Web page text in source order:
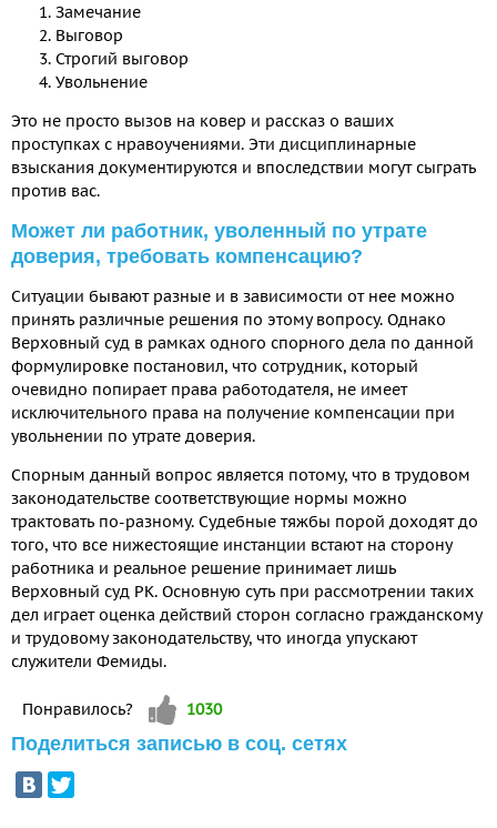
Замечание
Выговор
Строгий выговор
Увольнение
Это не просто вызов на ковер и рассказ о ваших
проступках с нравоучениями. Эти дисциплинарные
взыскания документируются и впоследствии могут сыграть
против вас.
Может ли работник, уволенный по утрате
доверия, требовать компенсацию?
Ситуации бывают разные и в зависимости от нее можно
принять различные решения по этому вопросу. Однако
Верховный суд в рамках одного спорного дела по данной
формулировке постановил, что сотрудник, который
очевидно попирает права работодателя, не имеет
исключительного права на получение компенсации при
увольнении по утрате доверия.
Спорным данный вопрос является потому, что в трудовом
законодательстве соответствующие нормы можно
трактовать по-разному. Судебные тяжбы порой доходят до
того, что все нижестоящие инстанции встают на сторону
работника и реальное решение принимает лишь
Верховный суд РК. Основную суть при рассмотрении таких
дел играет оценка действий сторон согласно гражданскому
и трудовому законодательству, что иногда упускают
служители Фемиды.
Понравилось? Vote up!
1030
Поделиться записью в соц. сетях